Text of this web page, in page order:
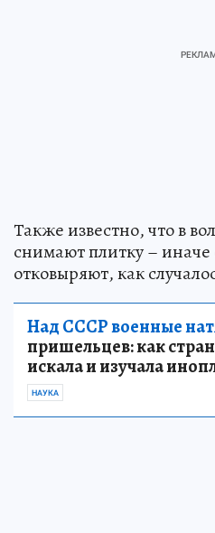
Также известно, что в
снимают плитку – иначе
отковыряют, как
Над СССР военные
пришельцев: как
искала и изучала
НАУКА